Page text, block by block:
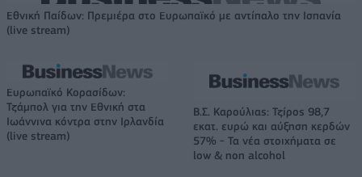
Εθνική Παίδων: Πρεμιέρα στο Ευρωπαϊκό με αντίπαλο την Ισπανία
(live stream)
Ευρωπαϊκό Κορασίδων:
Τζάμπολ για την Εθνική στα
Ιωάννινα κόντρα στην Ιρλανδία
(live stream)
Β.Σ. Καρούλιας: Τζίρος 98,7
εκατ. ευρώ και αύξηση κερδών
57% - Τα νέα στοιχήματα σε
low & non alcohol